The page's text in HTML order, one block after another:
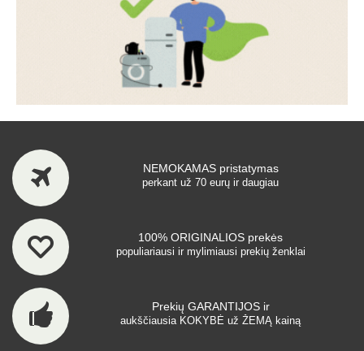
NEMOKAMAS pristatymas
perkant už 70 eurų ir daugiau
100% ORIGINALIOS prekės
populiariausi ir mylimiausi prekių ženklai
Prekių GARANTIJOS ir
aukščiausia KOKYBĖ už ŽEMĄ kainą